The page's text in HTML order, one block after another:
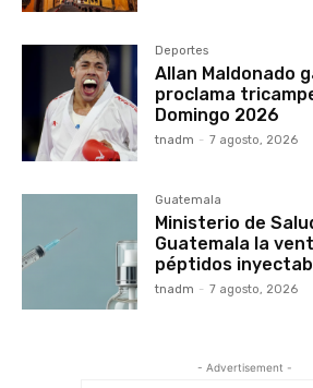
Deportes
Allan Maldonado
proclama
Domingo 2026
tnadm - 7 agosto, 2026
Guatemala
Ministerio de
Guatemala la
péptidos
tnadm - 7 agosto, 2026
- Advertisement -